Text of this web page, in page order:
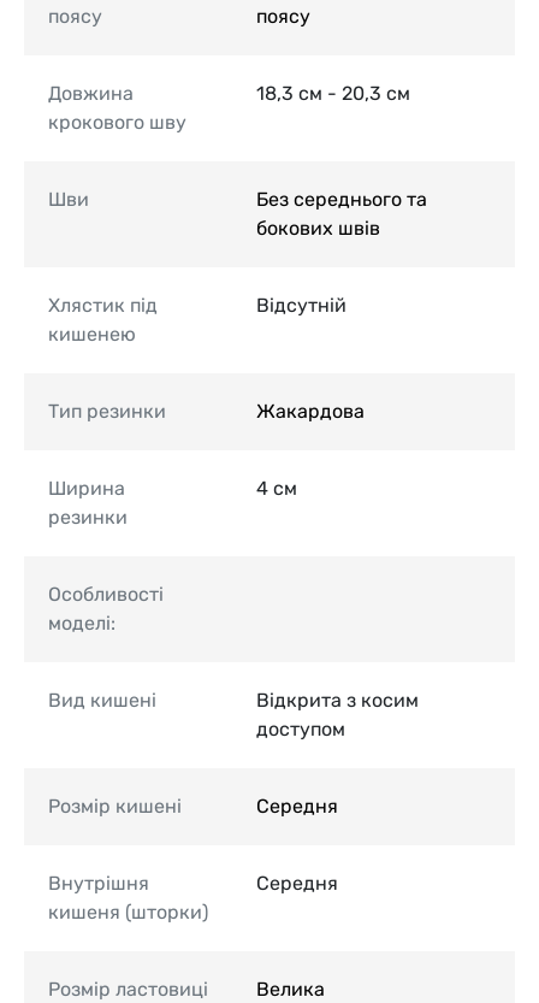
поясу
поясу
Довжина
крокового шву
18,3 см - 20,3 см
Шви
Без середнього та
бокових швів
Хлястик під
кишенею
Відсутній
Тип резинки Жакардова
Ширина
резинки
4 см
Особливості
моделі:
Вид кишені
Відкрита з косим
доступом
Розмір кишені Середня
Внутрішня
кишеня (шторки)
Середня
Розмір ластовиці Велика